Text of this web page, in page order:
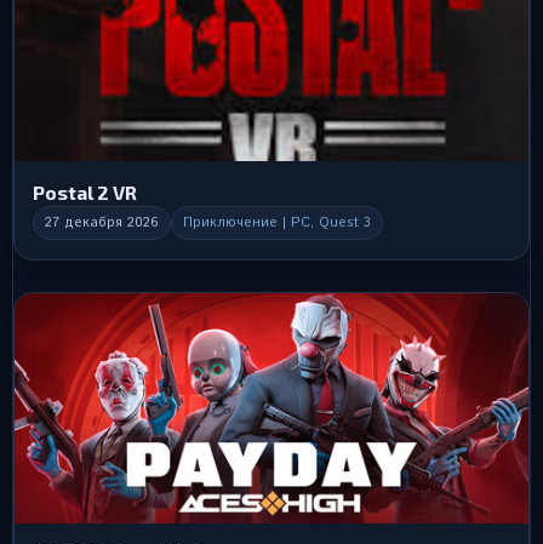
Postal 2 VR
27 декабря 2026 Приключение | PC, Quest 3